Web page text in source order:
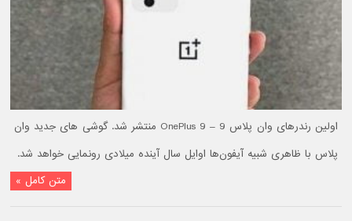
اولین رندرهای وان پلاس 9 – OnePlus 9 منتشر شد. گوشی های جدید وان
پلاس با ظاهری شبیه آیفون‌ها اوایل سال آینده میلادی رونمایی خواهد شد.
متن کامل »